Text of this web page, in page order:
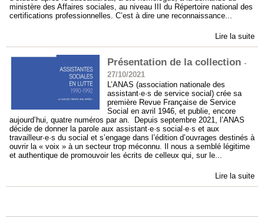
ministère des Affaires sociales, au niveau III du Répertoire national des
certifications professionnelles. C’est à dire une reconnaissance...
Lire la suite
Présentation de la collection -
27/10/2021
L’ANAS (association nationale des
assistant·e·s de service social) crée sa
première Revue Française de Service
Social en avril 1946, et publie, encore
aujourd’hui, quatre numéros par an. Depuis septembre 2021, l’ANAS
décide de donner la parole aux assistant·e·s social·e·s et aux
travailleur·e·s du social et s’engage dans l’édition d’ouvrages destinés à
ouvrir la « voix » à un secteur trop méconnu. Il nous a semblé légitime
et authentique de promouvoir les écrits de celleux qui, sur le...
Lire la suite